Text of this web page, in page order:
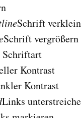
Schrift
Schrift vergrößern
Schriftart
Kontrast
Kontrast
Links